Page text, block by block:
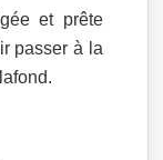
et prête
passer à la